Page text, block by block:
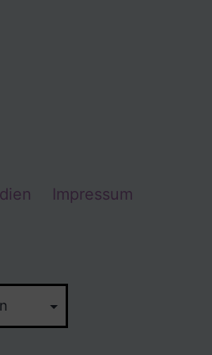
Impressum